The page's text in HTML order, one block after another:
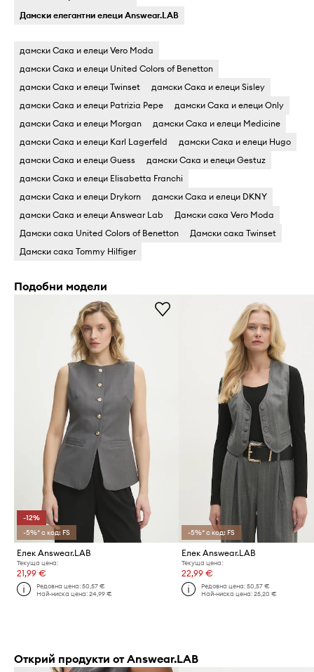
Дамски елегантни елеци Answear.LAB
дамски Сака и елеци Vero Moda
дамски Сака и елеци United Colors of Benetton
дамски Сака и елеци Twinset
дамски Сака и елеци Sisley
дамски Сака и елеци Patrizia Pepe
дамски Сака и елеци Only
дамски Сака и елеци Morgan
дамски Сака и елеци Medicine
дамски Сака и елеци Karl Lagerfeld
дамски Сака и елеци Hugo
дамски Сака и елеци Guess
дамски Сака и елеци Gestuz
дамски Сака и елеци Elisabetta Franchi
дамски Сака и елеци Drykorn
дамски Сака и елеци DKNY
дамски Сака и елеци Answear Lab
Дамски сака Vero Moda
Дамски сака United Colors of Benetton
Дамски сака Twinset
Дамски сака Tommy Hilfiger
Подобни модели
-12%
-5%* с код: FS
Елек Answear.LAB
Текуща цена:
21,99 €
Редовна цена:50,57 €
Най-ниска цена:24,99 €
-5%* с код: FS
Елек Answear.LAB
Текуща цена:
22,99 €
Редовна цена: 50,57 €
Най-ниска цена: 25,20 €
Открий продукти от Answear.LAB